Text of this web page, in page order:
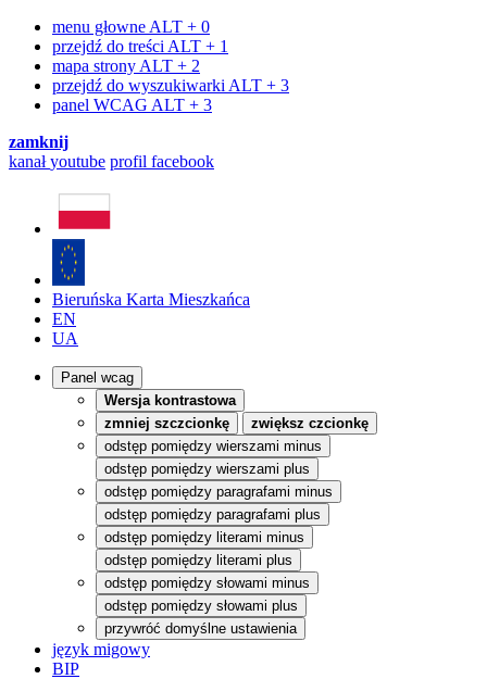
menu głowne ALT + 0
przejdź do treści ALT + 1
mapa strony ALT + 2
przejdź do wyszukiwarki ALT + 3
panel WCAG ALT + 3
zamknij
kanałyoutube profil facebook
Bieruńska Karta Mieszkańca
EN
UA
Panel wcag
Wersja kontrastowa
zmniej szczcionkę
zwiększ czcionkę
odstęp pomiędzy wierszami minus
odstęp pomiędzy wierszami plus
odstęp pomiędzy paragrafami minus
odstęp pomiędzy paragrafami plus
odstęp pomiędzy literami minus
odstęp pomiędzy literami plus
odstęp pomiędzy słowami minus
odstęp pomiędzy słowami plus
przywróć domyślne ustawienia
język migowy
BIP